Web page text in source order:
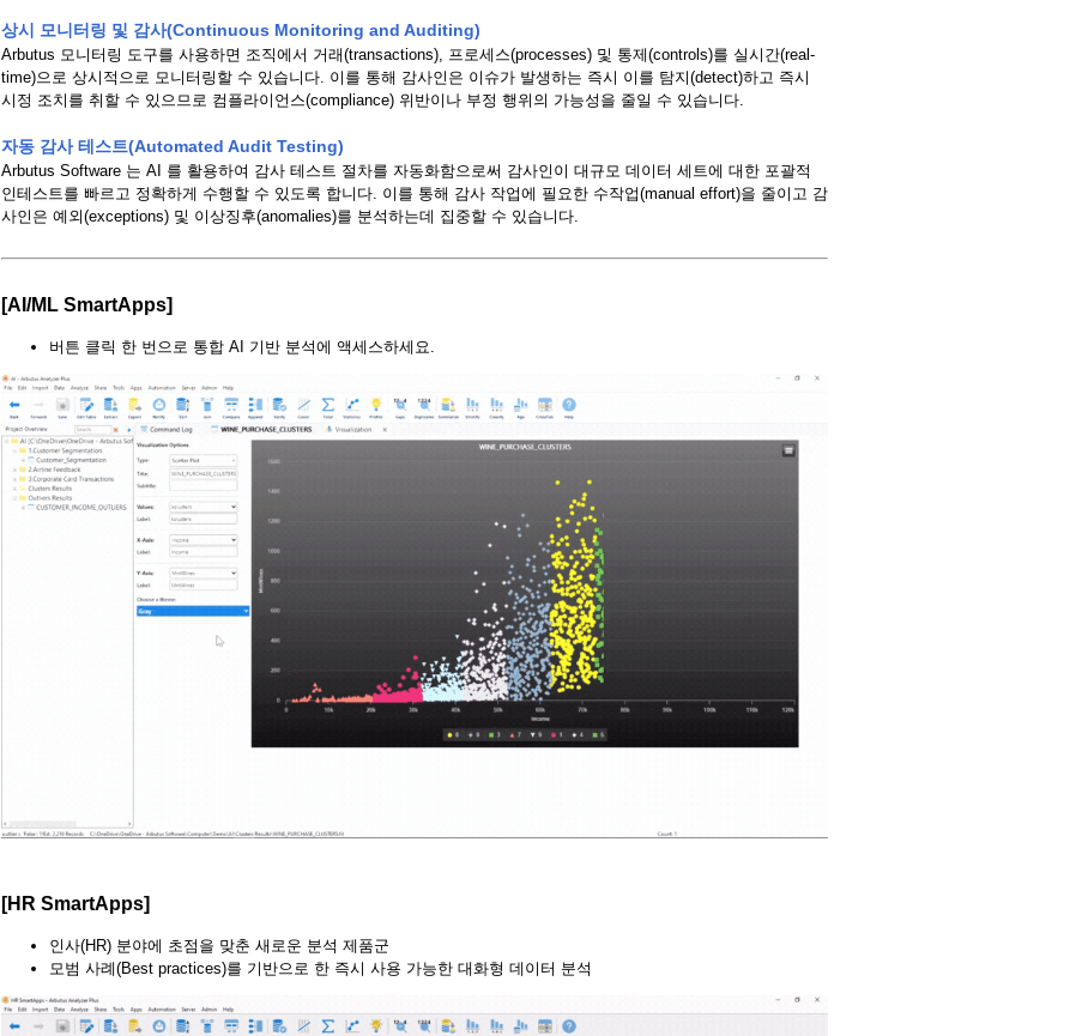
상시 모니터링 및 감사(Continuous Monitoring and Auditing)
Arbutus 모니터링 도구를 사용하면 조직에서 거래(transactions), 프로세스(processes) 및 통제(controls)를 실시간(real-
time)으로 상시적으로 모니터링할 수 있습니다. 이를 통해 감사인은 이슈가 발생하는 즉시 이를 탐지(detect)하고 즉시
시정 조치를 취할 수 있으므로 컴플라이언스(compliance) 위반이나 부정 행위의 가능성을 줄일 수 있습니다.
자동 감사 테스트(Automated Audit Testing)
Arbutus Software 는 AI 를 활용하여 감사 테스트 절차를 자동화함으로써 감사인이 대규모 데이터 세트에 대한 포괄적
인테스트를 빠르고 정확하게 수행할 수 있도록 합니다. 이를 통해 감사 작업에 필요한 수작업(manual effort)을 줄이고 감
사인은 예외(exceptions) 및 이상징후(anomalies)를 분석하는데 집중할 수 있습니다.
[AI/ML SmartApps]
버튼 클릭 한 번으로 통합 AI 기반 분석에 액세스하세요.
[HR SmartApps]
인사(HR) 분야에 초점을 맞춘 새로운 분석 제품군
모범 사례(Best practices)를 기반으로 한 즉시 사용 가능한 대화형 데이터 분석